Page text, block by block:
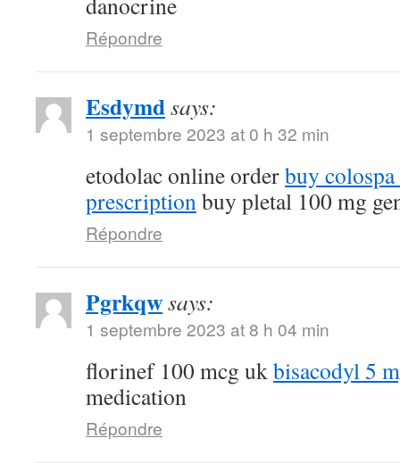
Répondre
Esdymdsays:
1 septembre 2023 at 0 h 32 min
etodolac online orderbuy
prescriptionbuy pletal 100 mg
Répondre
Pgrkqwsays:
1 septembre 2023 at 8 h 04 min
florinef 100 mcg ukbisacodyl 5
medication
Répondre